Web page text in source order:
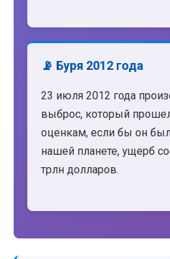
📡 Буря 2012 года
23 июля 2012 года
выброс, который
оценкам, если бы он
нашей планете, ущерб
трлн долларов.